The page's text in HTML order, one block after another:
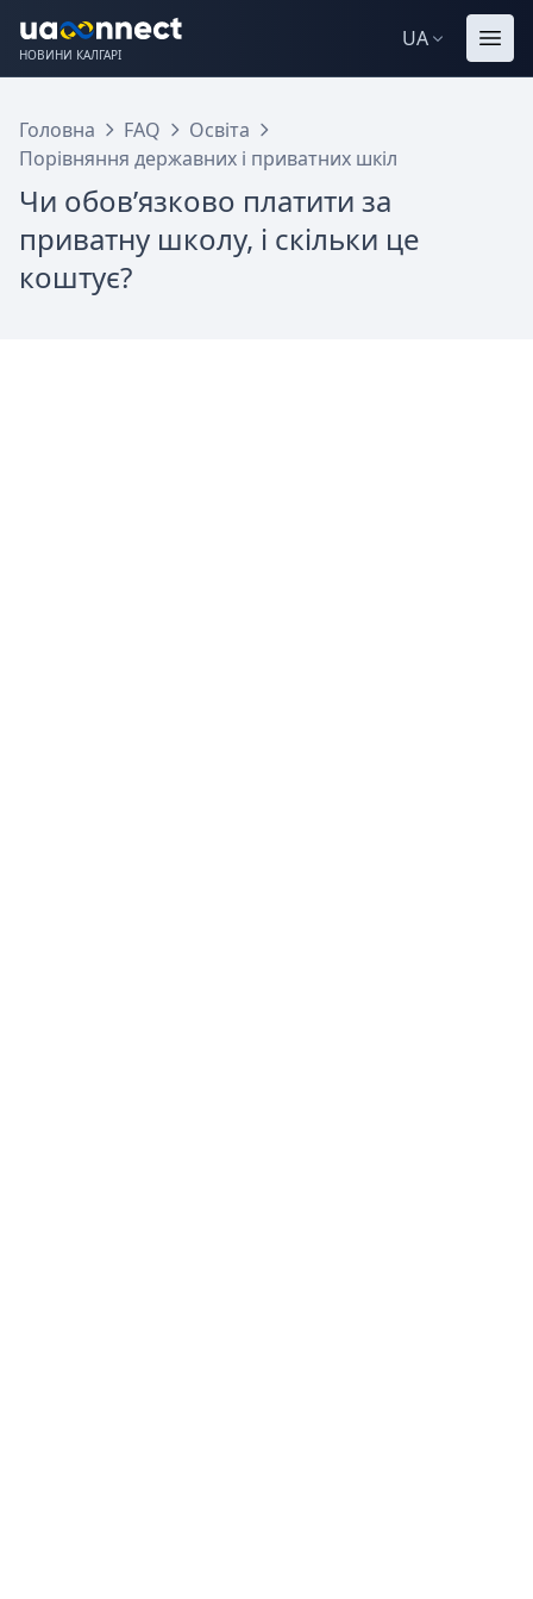
НОВИНИ КАЛГАРІ
UA
Головна FAQ
Освіта
Порівняння державних і приватних шкіл
Чи обов’язково платити за
приватну школу, і скільки це
коштує?